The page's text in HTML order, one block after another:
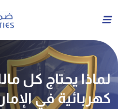
لماذا يحتاج كل
كهربائية في